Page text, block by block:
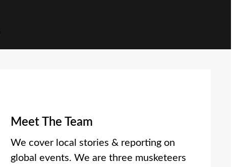
Meet The Team
We cover local stories & reporting on
global events. We are three musketeers